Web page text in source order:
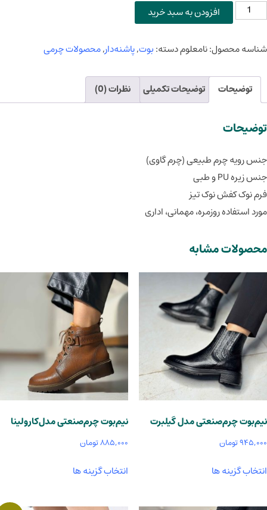
نیم‌بوت
چرم‌طبیعی
کد
عدد
افزودن به سبد خرید
شناسه محصول:نامعلومدسته:بوت,پاشنه‌دار,محصولات چرمی
توضیحات توضیحات تکمیلی نظرات (0)
توضیحات
جنس رویه چرم طبیعی (چرم گاوی)
جنس زیره PU و طبی
فرم نوک کفش نوک تیز
مورد استفاده روزمره، مهمانی، اداری
محصولات مشابه
نیم‌بوت چرم‌صنعتی مدل گیلبرت
۹۴۵,۰۰۰تومان
انتخاب گزینه ها
نیم‌بوت چرم‌صنعتی مدل‌کارولینا
۸۸۵,۰۰۰تومان
انتخاب گزینه ها